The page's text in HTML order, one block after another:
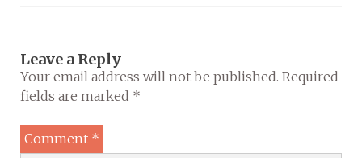
Leave a Reply
Your email address will not be published. Required
fields are marked *
Comment *